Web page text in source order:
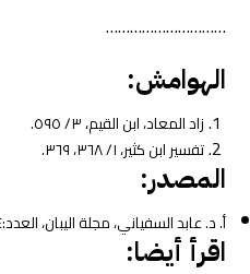
…………………………
الهوامش:
زاد المعاد، ابن القيم، ٣/ ٥٩٥.
تفسير ابن كثير، ١/ ٣٦٨، ٣٦٩.
المصدر:
أ. د. عابد السفياني، مجلة اليبان، العدد:١٧٤.
اقرأ أيضا: